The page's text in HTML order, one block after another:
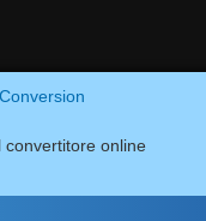
Conversion
convertitore online